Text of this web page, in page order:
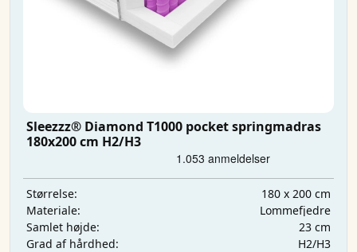
Sleezzz® Diamond T1000 pocket springmadras
180x200 cm H2/H3
Størrelse:
180 x 200 cm
Materiale:
Lommefjedre
Samlet højde:
23 cm
Grad af hårdhed:
H2/H3